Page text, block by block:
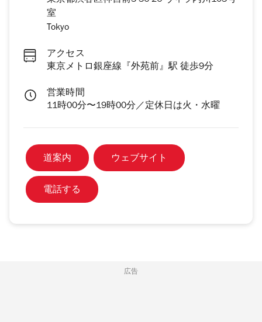
室
Tokyo
アクセス
東京メトロ銀座線『外苑前』駅 徒歩9分
営業時間
11時00分〜19時00分／定休日は火・水曜
道案内 ウェブサイト
電話する
広告